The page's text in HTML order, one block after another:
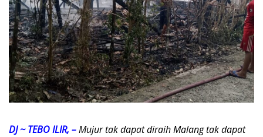
DJ ~ TEBO ILIR, –Mujur tak dapat diraih Malang tak dapat